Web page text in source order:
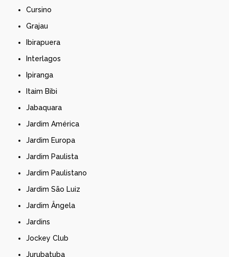
Cursino
Grajau
Ibirapuera
Interlagos
Ipiranga
Itaim Bibi
Jabaquara
Jardim América
Jardim Europa
Jardim Paulista
Jardim Paulistano
Jardim São Luiz
Jardim Ângela
Jardins
Jockey Club
Jurubatuba